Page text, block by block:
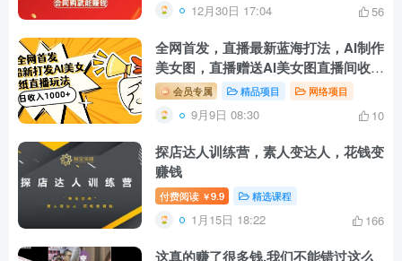
12月30日 17:04 56
全网首发，直播最新蓝海打法，AI制作
美女图，直播赠送AI美女图直播间收入
1000+，日引流到500+
会员专属 精品项目 网络项目
9月9日 08:30 10
探店达人训练营，素人变达人，花钱变
赚钱
付费阅读 ￥9.9 精选课程
1月15日 18:22 166
这真的赚了很多钱,我们不能错过这么